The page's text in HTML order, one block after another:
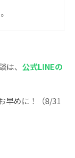
。
、 公式LINEの
早めに！（8/31